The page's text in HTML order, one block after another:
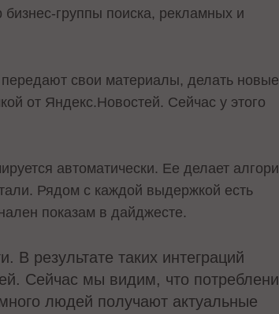
бизнес-группы поиска, рекламных и
свои материалы, делать новые
от Яндекс.Новостей. Сейчас у этого
автоматически. Ее делает
Рядом с каждой выдержкой есть
показам в дайджесте.
В результате таких интеграций
Сейчас мы видим, что
людей получают актуальные